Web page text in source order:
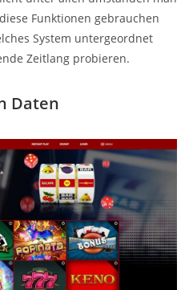
Funktionen gebrauchen
System untergeordnet
Zeitlang probieren.
Daten